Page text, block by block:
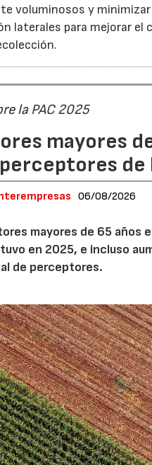
voluminosos y
laterales para mejorar
la PAC 2025
mayores
de
06/08/2026
mayores de 65 años
en 2025, e incluso
de perceptores.